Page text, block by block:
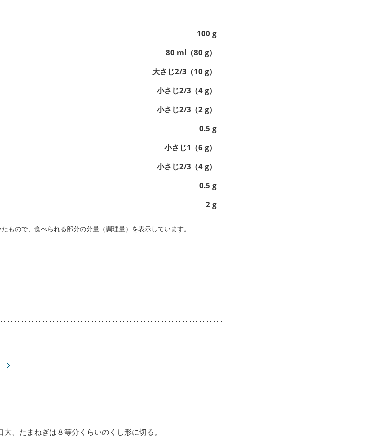
100 g
80 ml（80 g）
大さじ2/3（10 g）
小さじ2/3（4 g）
小さじ2/3（2 g）
0.5 g
小さじ1（6 g）
小さじ2/3（4 g）
0.5 g
2 g
もので、食べられる部分の分量（調理量）を表示しています。
、たまねぎは８等分くらいのくし形に切る。